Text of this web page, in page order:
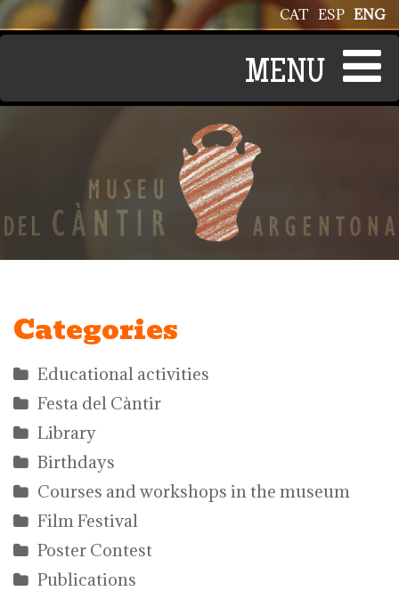
Skip to main content ENG
ESP
CAT
Categories
Educational activities
Festa del Càntir
Library
Birthdays
Courses and workshops in the museum
Film Festival
Poster Contest
Publications